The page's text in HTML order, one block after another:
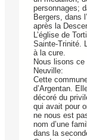
personnages;
Bergers, dans
après la
L’église de
Sainte-Trinité.
à la cure.
Nous lisons
Neuville:
Cette
d’Argentan.
décoré du
qui avait pour
ne nous est
nom d’une
dans la